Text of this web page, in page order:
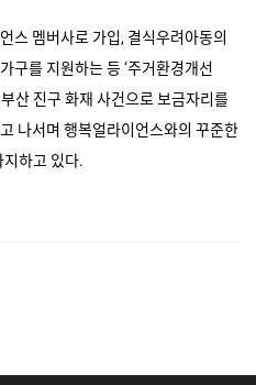
스 멤버사로 가입, 결식우려아동의
구를 지원하는 등 ‘주거환경개선
산 진구 화재 사건으로 보금자리를
나서며 행복얼라이언스와의 꾸준한
지하고 있다.